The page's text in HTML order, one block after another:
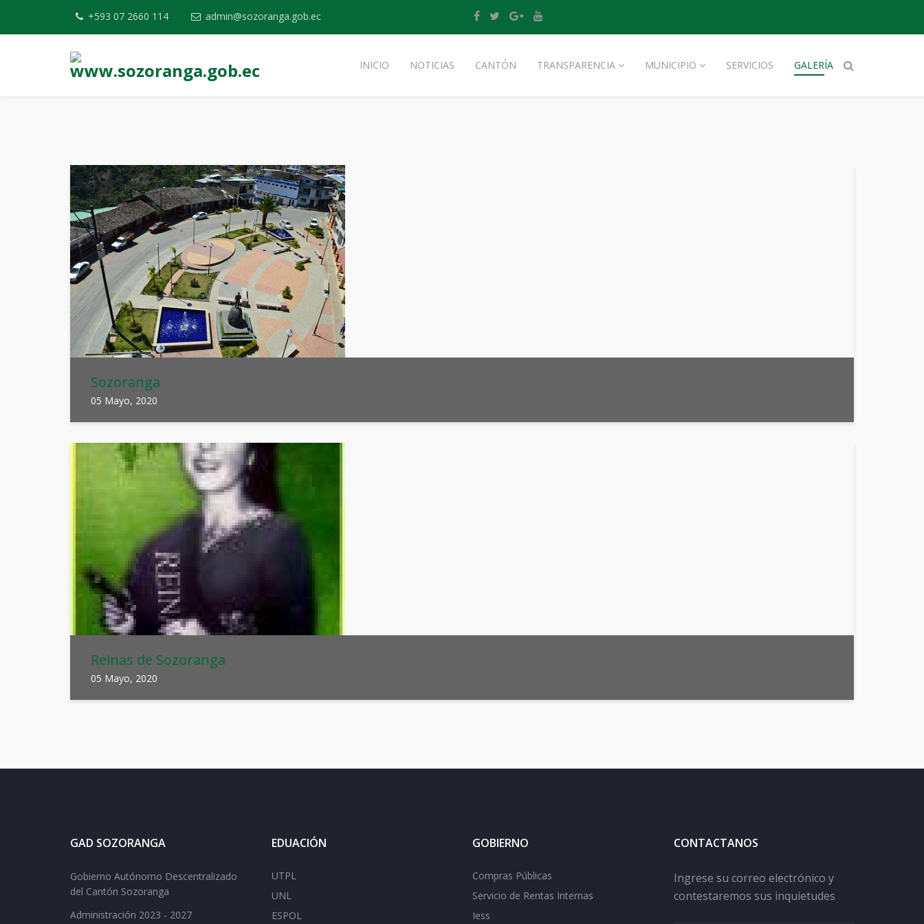
+593 07 2660 114 admin@sozoranga.gob.ec
INICIO NOTICIAS CANTÓN TRANSPARENCIA MUNICIPIO SERVICIOS GALERÍA
Sozoranga
05 Mayo, 2020
Reinas de Sozoranga
05 Mayo, 2020
GAD SOZORANGA
Gobierno Autónomo Descentralizado
del Cantón Sozoranga
Administración 2023 - 2027
EDUACIÓN
UTPL
UNL
ESPOL
GOBIERNO
Compras Públicas
Servicio de Rentas Internas
Iess
CONTACTANOS
Ingrese su correo electrónico y
contestaremos sus inquietudes